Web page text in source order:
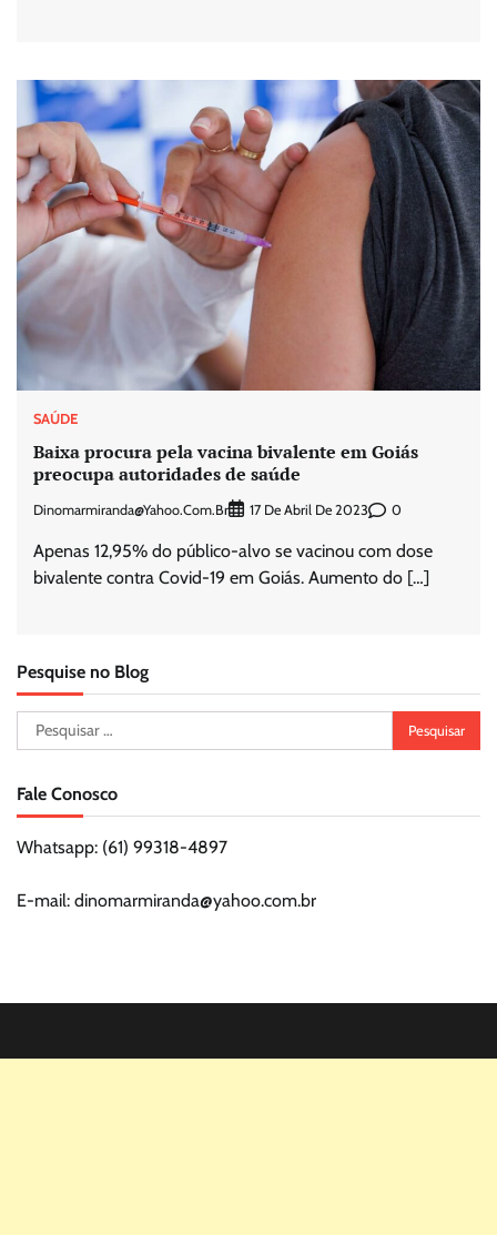
SAÚDE
Baixa procura pela vacina bivalente em Goiás
preocupa autoridades de saúde
Dinomarmiranda@yahoo.com.br 17 De Abril De 2023 0
Apenas 12,95% do público-alvo se vacinou com dose
bivalente contra Covid-19 em Goiás. Aumento do […]
Pesquise no Blog
Pesquisar
por:
Fale Conosco
Whatsapp: (61) 99318-4897
E-mail: dinomarmiranda@yahoo.com.br